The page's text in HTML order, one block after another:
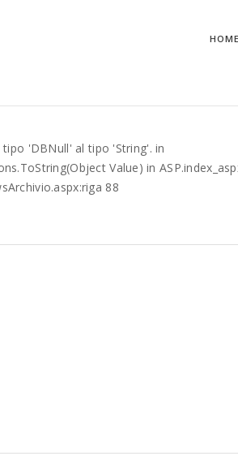
HOME
tipo 'DBNull' al tipo 'String'. in
Value) in
88